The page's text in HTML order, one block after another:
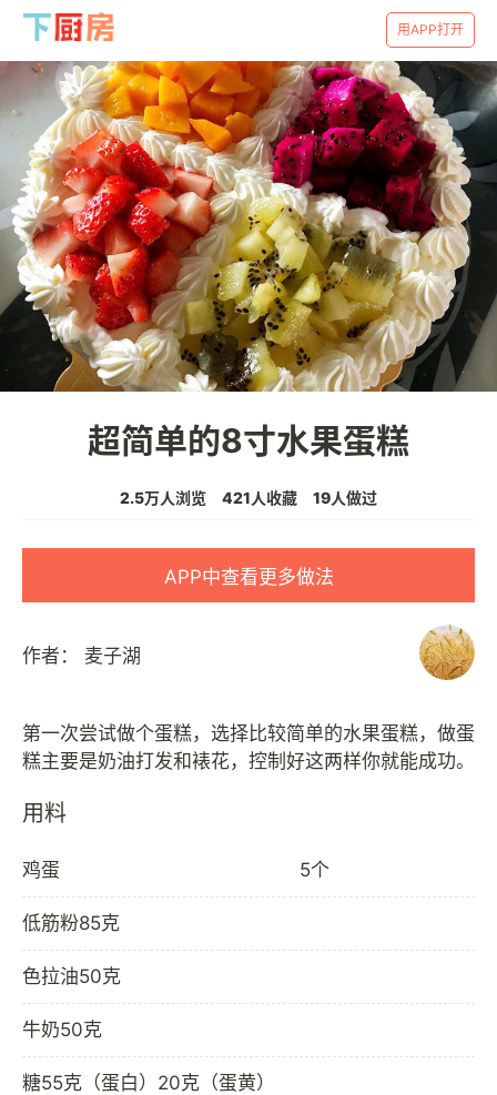
用APP打开
超简单的8寸水果蛋糕
2.5万人浏览 421人收藏 19人做过
APP中查看更多做法
作者： 麦子湖
第一次尝试做个蛋糕，选择比较简单的水果蛋糕，做蛋
用料
鸡蛋 5个
低筋粉85克
色拉油50克
牛奶50克
糖55克（蛋白）20克（蛋黄）